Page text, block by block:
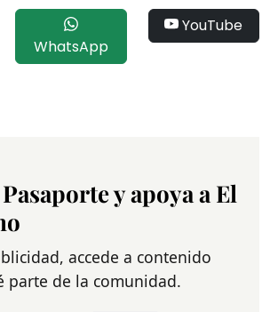
WhatsApp
YouTube
y apoya a El
accede a contenido
parte de la comunidad.